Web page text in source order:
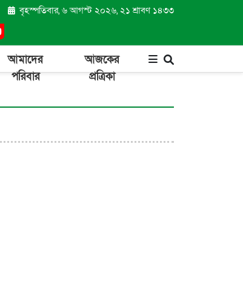
বৃহস্পতিবার, ৬ আগস্ট ২০২৬, ২১ শ্রাবণ ১৪৩৩
আমাদের
পরিবার
আজকের
প্রত্রিকা